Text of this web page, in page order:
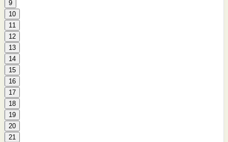
9
10
11
12
13
14
15
16
17
18
19
20
21